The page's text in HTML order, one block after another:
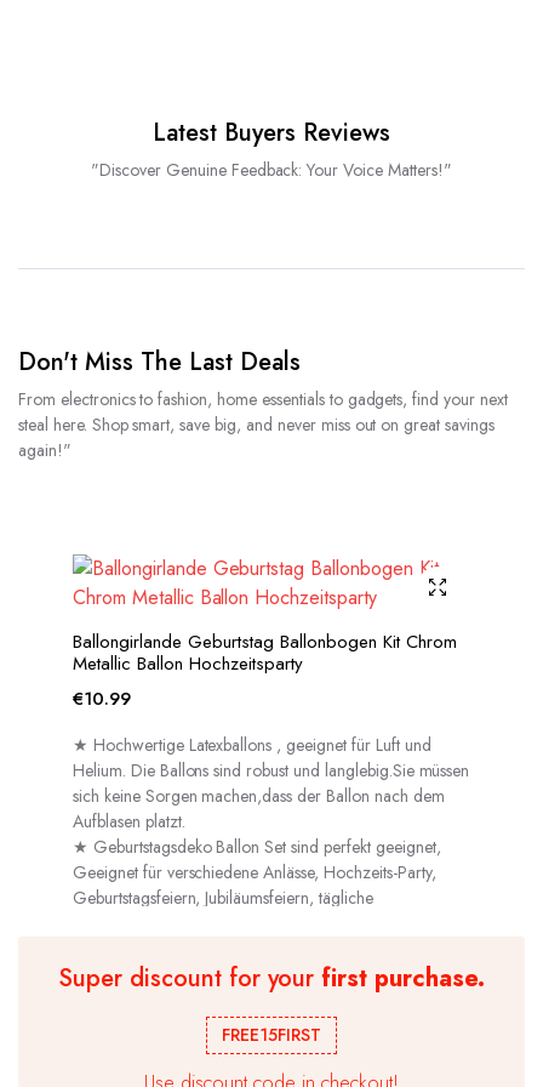
Latest Buyers Reviews
"Discover Genuine Feedback: Your Voice Matters!"
Don't Miss The Last Deals
From electronics to fashion, home essentials to gadgets, find your next
steal here. Shop smart, save big, and never miss out on great savings
again!"
Ballongirlande Geburtstag Ballonbogen Kit Chrom
Metallic Ballon Hochzeitsparty
€10.99
★ Hochwertige Latexballons , geeignet für Luft und
Helium. Die Ballons sind robust und langlebig.Sie müssen
sich keine Sorgen machen,dass der Ballon nach dem
Aufblasen platzt.
★ Geburtstagsdeko Ballon Set sind perfekt geeignet,
Geeignet für verschiedene Anlässe, Hochzeits-Party,
Geburtstagsfeiern, Jubiläumsfeiern, tägliche
Super discount for yourfirst purchase.
FREE15FIRST